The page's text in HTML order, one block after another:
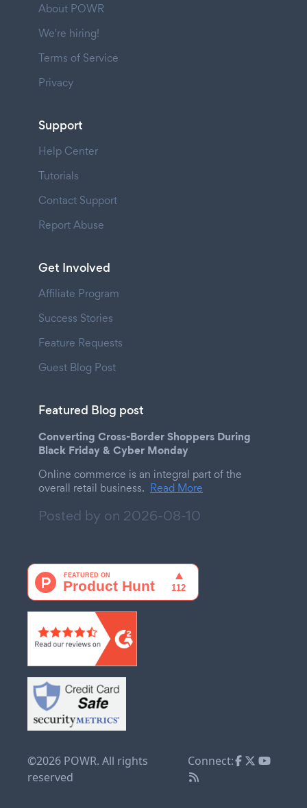
About POWR
We're hiring!
Terms of Service
Privacy
Support
Help Center
Tutorials
Contact Support
Report Abuse
Get Involved
Affiliate Program
Success Stories
Feature Requests
Guest Blog Post
Featured Blog post
Converting Cross-Border Shoppers During
Black Friday & Cyber Monday
Online commerce is an integral part of the
overall retail business. Read More
Posted by on 2026-08-10
©2026 POWR. All rights
reserved
Connect: